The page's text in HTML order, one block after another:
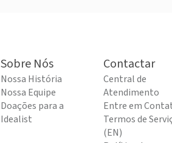
Sobre Nós
Nossa História
Nossa Equipe
Doações para a
Idealist
Contactar
Central de
Atendimento
Entre em
Termos de
(EN)